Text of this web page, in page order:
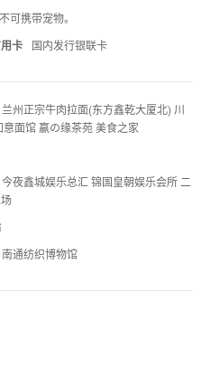
不可携带宠物。
卡 国内发行银联卡
兰州正宗牛肉拉面(东方鑫乾大厦北) 川
意面馆 赢の缘茶苑 美食之家
今夜鑫城娱乐总汇 锦国皇朝娱乐会所 二
南通纺织博物馆